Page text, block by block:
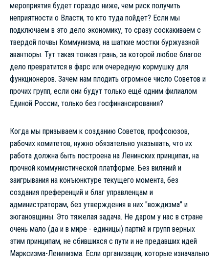
мероприятия будет гораздо ниже, чем риск получить
неприятности о Власти, то кто туда пойдет? Если мы
подключаем в это дело экономику, то сразу соскакиваем с
твердой почвы Коммунизма, на шаткие мостки буржуазной
авантюры. Тут такая тонкая грань, за которой любое благое
дело превратится в фарс или очередную кормушку для
функционеров. Зачем нам плодить огромное число Советов и
прочих групп, если они будут только ещё одним филиалом
Единой России, только без госфинансирования?
Когда мы призываем к созданию Советов, профсоюзов,
рабочих комитетов, нужно обязательно указывать, что их
работа должна быть построена на Ленинских принципах, на
прочной коммунистической платформе. Без виляний и
заигрывания на конъюнктуре текущего момента, без
создания преференций и благ управленцам и
администраторам, без утверждения в них "вождизма" и
зюгановщины. Это тяжелая задача. Не даром у нас в стране
очень мало (да и в мире - единицы) партий и групп верных
этим принципам, не сбившихся с пути и не предавших идей
Марксизма-Ленинизма. Если организации, которые изначально